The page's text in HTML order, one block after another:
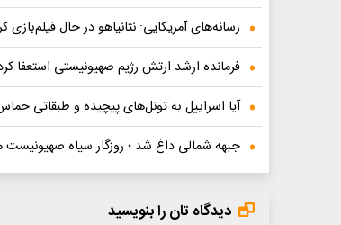
رسانه‌های آمریکایی: نتانیاهو در حال
فرمانده ارشد ارتش رژیم صهیونیستی استعفا
آیا اسراییل به تونل‌های پیچیده و طبقاتی
جبهه شمالی داغ شد ؛ روزگار سیاه صهیونیست
دیدگاه تان را بنویسید